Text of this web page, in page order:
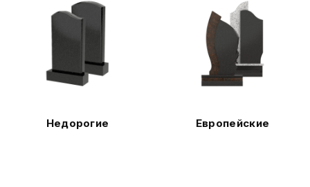
Недорогие Европейские